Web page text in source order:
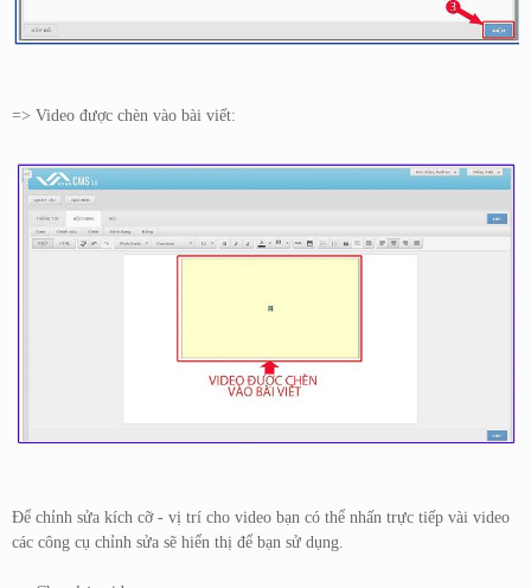
=> Video được chèn vào bài viết:
Để chỉnh sửa kích cỡ - vị trí cho video bạn có thể nhấn trực tiếp vài video
các công cụ chỉnh sửa sẽ hiển thị để bạn sử dụng.